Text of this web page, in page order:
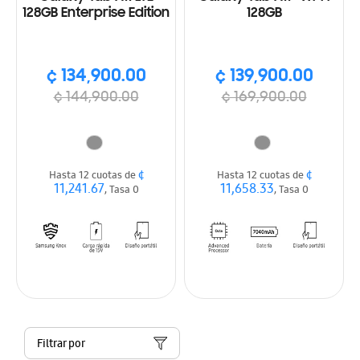
128GB Enterprise Edition
¢ 134,900.00
¢ 144,900.00
Hasta 12 cuotas de¢
11,241.67, Tasa 0
128GB
¢ 139,900.00
¢ 169,900.00
Hasta 12 cuotas de¢
11,658.33, Tasa 0
Filtrar por